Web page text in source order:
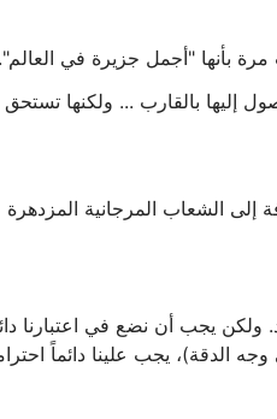
بعيدًا في المحيط الهادئ وتستغرق حوالي 36 ساعة للوصول إليها بالقارب ... ولكنها تستحق
الشعاب المرجانية المزدهرة
يجب أن نضع في اعتبارنا
احتمال تعرضنا للهجوم من قبل سمكة قرش (1 من كل 3,748,067 على وجه الدقة)، يجب علينا دائماً